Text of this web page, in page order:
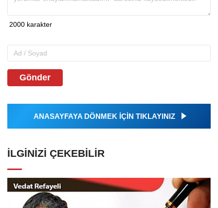
Gönder
ANASAYFAYA DÖNMEK İÇİN TIKLAYINIZ
İLGINIZI ÇEKEBILIR